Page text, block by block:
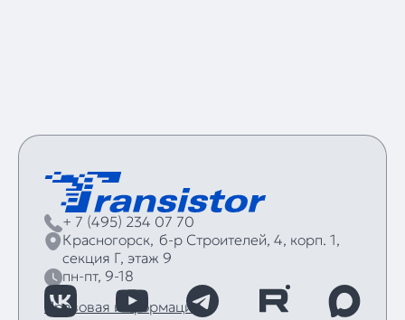
+ 7 (495) 234 07 70
Красногорск, б‑р Строителей, 4, корп. 1,
секция Г, этаж 9
пн-пт, 9-18
Правовая информация